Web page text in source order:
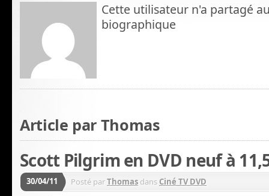
Cette utilisateur n'a partagé
biographique
Article par Thomas
Scott Pilgrim en DVD neuf à
30/04/11 Posté parThomas dans Ciné TV DVD